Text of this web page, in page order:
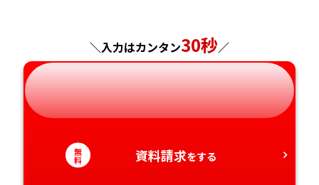
神奈川県
長野県
岐阜県
静岡県
愛知県
兵庫県
奈良県
和歌山県
広島県
山口県
徳島県
香川県
長崎県
熊本県
大分県
宮崎県
＼入力はカンタン30秒／
無
料 資料請求をする